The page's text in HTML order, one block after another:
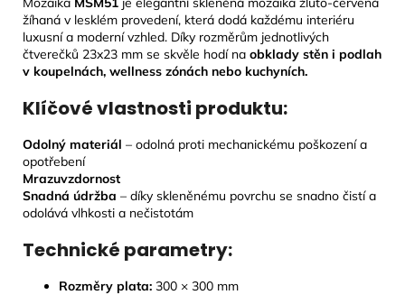
žíhaná v lesklém provedení, která dodá každému interiéru
luxusní a moderní vzhled. Díky rozměrům jednotlivých
čtverečků 23x23 mm se skvěle hodí na obklady stěn i podlah
v koupelnách, wellness zónách nebo kuchyních.
Klíčové vlastnosti produktu:
Odolný materiál – odolná proti mechanickému poškození a
opotřebení
Mrazuvzdornost
Snadná údržba – díky skleněnému povrchu se snadno čistí a
odolává vlhkosti a nečistotám
Technické parametry:
Rozměry plata: 300 × 300 mm